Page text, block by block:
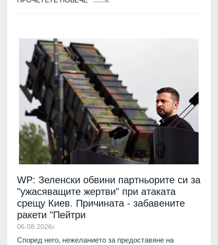
WP: Зеленски обвини партньорите си за
"ужасяващите жертви" при атаката
срещу Киев. Причината - забавените
ракети "Пейтри
06.08.2026г.
Според него, нежеланието за предоставяне на